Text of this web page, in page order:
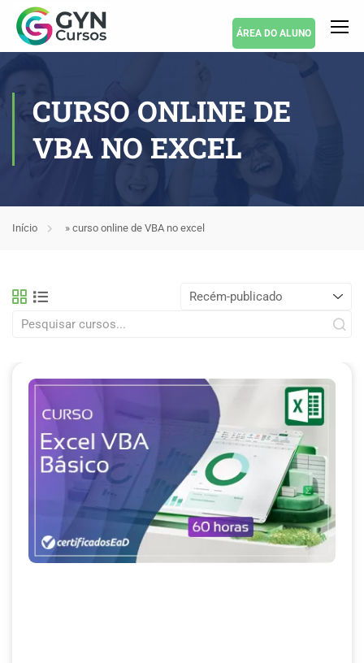
ÁREA DO ALUNO
CURSO ONLINE DE
VBA NO EXCEL
Início » curso online de VBA no excel